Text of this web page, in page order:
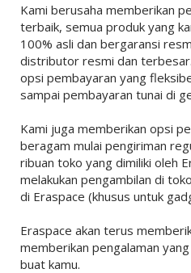
Kami berusaha memberikan
terbaik, semua produk yang
100% asli dan bergaransi
distributor resmi dan
opsi pembayaran yang
sampai pembayaran tunai di
Kami juga memberikan opsi
beragam mulai pengiriman
ribuan toko yang dimiliki oleh
melakukan pengambilan di
di Eraspace (khusus untuk
Eraspace akan terus
memberikan pengalaman
buat kamu.